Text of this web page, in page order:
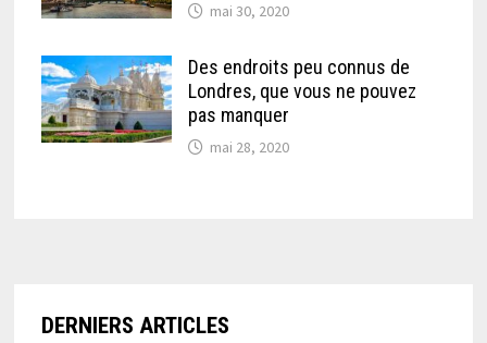
mai 30, 2020
Des endroits peu connus de
Londres, que vous ne pouvez
pas manquer
mai 28, 2020
DERNIERS ARTICLES